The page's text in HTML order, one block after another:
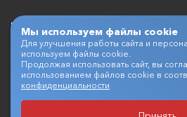
Контакты
+7 (495) 409-07-03
Мы используем файлы cookie
Для улучшения работы сайта и
используем файлы cookie.
Продолжая использовать сайт, вы
использованием файлов cookie в
конфиденциальности